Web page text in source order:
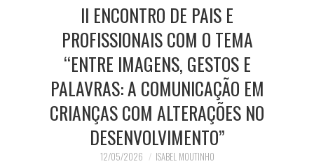
II ENCONTRO DE PAIS E
PROFISSIONAIS COM O TEMA
“ENTRE IMAGENS, GESTOS E
PALAVRAS: A COMUNICAÇÃO EM
CRIANÇAS COM ALTERAÇÕES NO
DESENVOLVIMENTO”
12/05/2026 ISABEL MOUTINHO